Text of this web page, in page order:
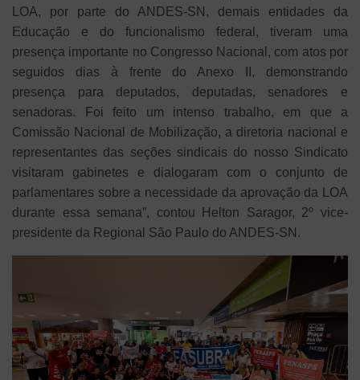
LOA, por parte do ANDES-SN, demais entidades da
Educação e do funcionalismo federal, tiveram uma
presença importante no Congresso Nacional, com atos por
seguidos dias à frente do Anexo II, demonstrando
presença para deputados, deputadas, senadores e
senadoras. Foi feito um intenso trabalho, em que a
Comissão Nacional de Mobilização, a diretoria nacional e
representantes das seções sindicais do nosso Sindicato
visitaram gabinetes e dialogaram com o conjunto de
parlamentares sobre a necessidade da aprovação da LOA
durante essa semana”, contou Helton Saragor, 2º vice-
presidente da Regional São Paulo do ANDES-SN.